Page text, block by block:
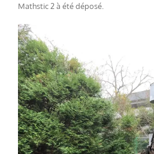
Mathstic 2 à été déposé.